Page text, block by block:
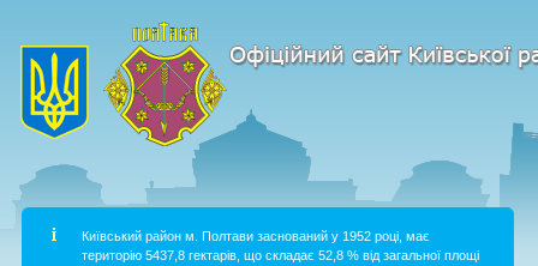
Київський район м. Полтави заснований у 1952 році, має
територію 5437,8 гектарів, що складає 52,8 % від загальної площі